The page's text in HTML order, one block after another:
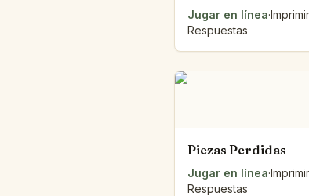
Jugar en línea·
Respuestas
Piezas Perdidas
Jugar en línea·
Respuestas